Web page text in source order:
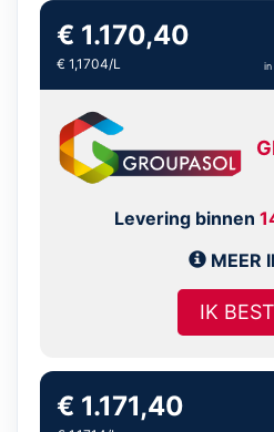
€ 1.170,40
€ 1,1704/L in
Levering binnen
MEER
IK
€ 1.171,40